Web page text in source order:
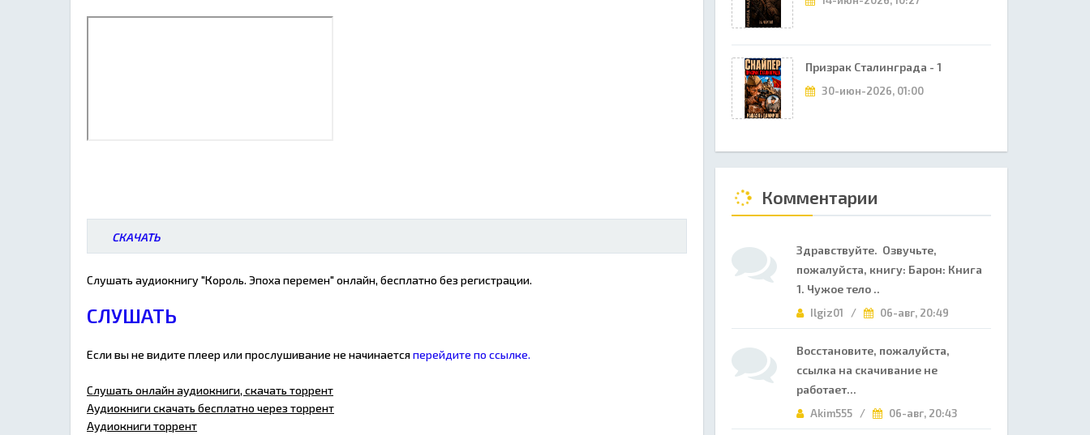
СКАЧАТЬ
Слушать аудиокнигу "Король. Эпоха перемен" онлайн, бесплатно без регистрации.
СЛУШАТЬ
Если вы не видите плеер или прослушивание не начинаетсяперейдите по ссылке.
Слушать онлайн аудиокниги, скачать торрент
Аудиокниги скачать бесплатно через торрент
Аудиокниги торрент
Призрак Сталинграда - 1
30-июн-2026, 01:00
Комментарии
Здравствуйте. Озвучьте,
пожалуйста, книгу: Барон: Книга
1. Чужое тело ..
Ilgiz01 / 06-авг, 20:49
Восстановите, пожалуйста,
ссылка на скачивание не
работает...
Akim555 / 06-авг, 20:43